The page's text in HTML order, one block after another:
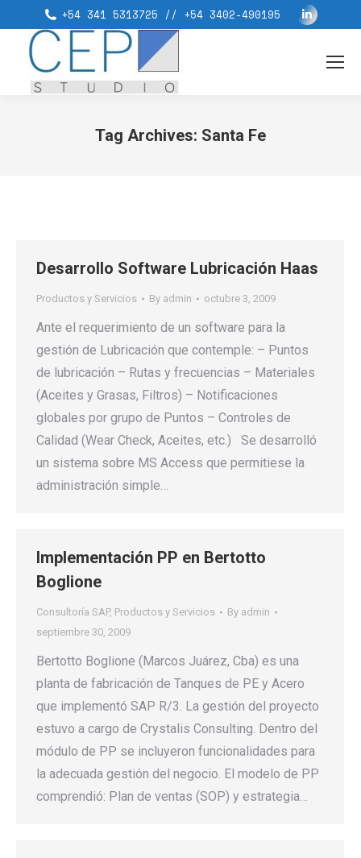
+54 341 5313725 // +54 3402-490195
Linkedin
page
opens
Tag Archives: Santa Fe
Desarrollo Software Lubricación Haas
Productos y Servicios By admin octubre 3, 2009
Ante el requerimiento de un software para la
gestión de Lubricación que contemple: – Puntos
de lubricación – Rutas y frecuencias – Materiales
(Aceites y Grasas, Filtros) – Notificaciones
globales por grupo de Puntos – Controles de
Calidad (Wear Check, Aceites, etc.) Se desarrolló
un sistema sobre MS Access que permitiese la
administración simple…
Implementación PP en Bertotto
Boglione
Consultoría SAP, Productos y Servicios By admin
septiembre 30, 2009
Bertotto Boglione (Marcos Juárez, Cba) es una
planta de fabricación de Tanques de PE y Acero
que implementó SAP R/3. La gestión del proyecto
estuvo a cargo de Crystalis Consulting. Dentro del
módulo de PP se incluyeron funcionalidades para
la adecuada gestión del negocio. El modelo de PP
comprendió: Plan de ventas (SOP) y estrategia…